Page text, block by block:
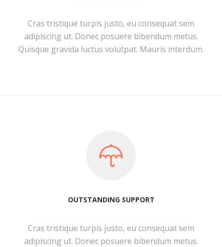
Cras tristique turpis justo, eu consequat sem
adipiscing ut. Donec posuere bibendum metus.
Quisque gravida luctus volutpat. Mauris interdum.
OUTSTANDING SUPPORT
Cras tristique turpis justo, eu consequat sem
adipiscing ut. Donec posuere bibendum metus.